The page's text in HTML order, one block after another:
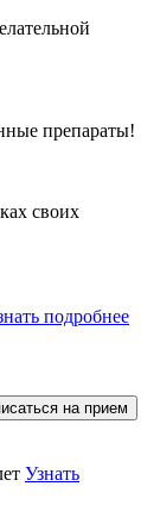
препараты!
своих
подробнее
на прием
Узнать